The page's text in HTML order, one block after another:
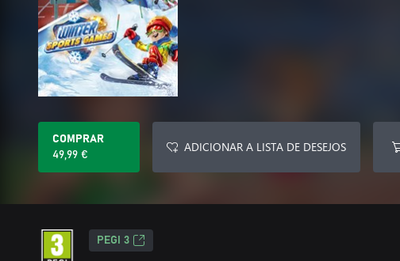
COMPRAR
49,99 €
ADICIONAR A LISTA DE DESEJOS
PEGI 3